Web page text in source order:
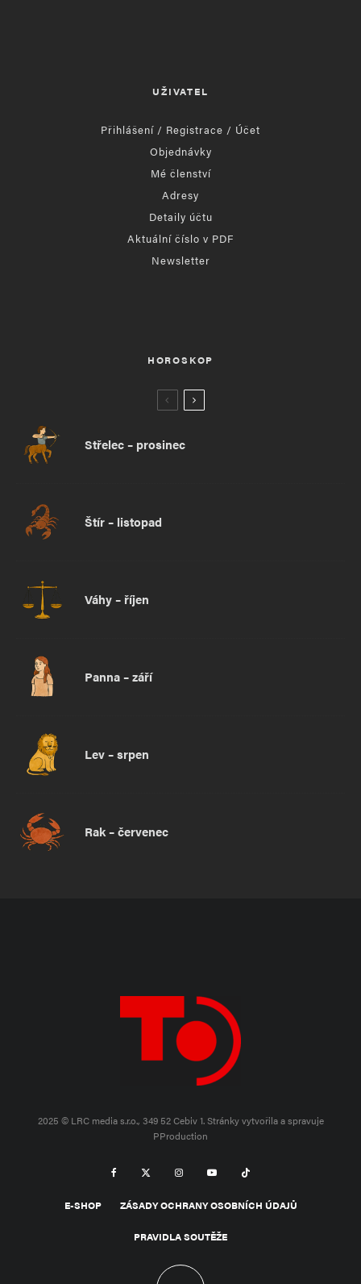
UŽIVATEL
Přihlášení / Registrace / Účet
Objednávky
Mé členství
Adresy
Detaily účtu
Aktuální číslo v PDF
Newsletter
HOROSKOP
Střelec – prosinec
Štír – listopad
Váhy – říjen
Panna – září
Lev – srpen
Rak – červenec
2025 © LRC media s.r.o., 349 52 Cebiv 1.Stránky vytvořila a spravuje
PProduction
E-SHOP ZÁSADY OCHRANY OSOBNÍCH ÚDAJŮ
PRAVIDLA SOUTĚŽE